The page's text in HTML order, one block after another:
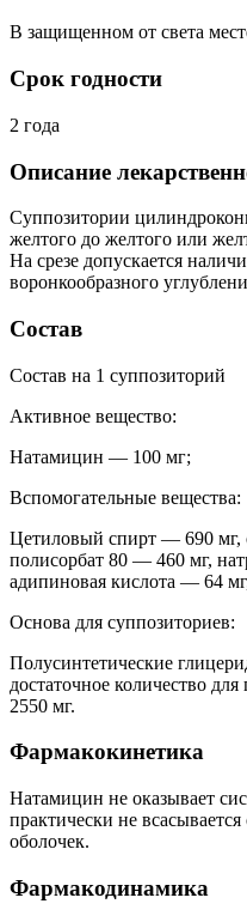
В защищенном от света
Срок годности
2 года
Описание
Суппозитории
желтого до желтого или
На срезе допускается
воронкообразного
Состав
Состав на 1 суппозиторий
Активное вещество:
Натамицин — 100 мг;
Вспомогательные вещества:
Цетиловый спирт — 690 мг,
полисорбат 80 — 460 мг,
адипиновая кислота — 64
Основа для суппозиториев:
Полусинтетические
достаточное количество
2550 мг.
Фармакокинетика
Натамицин не оказывает
практически не
оболочек.
Фармакодинамика